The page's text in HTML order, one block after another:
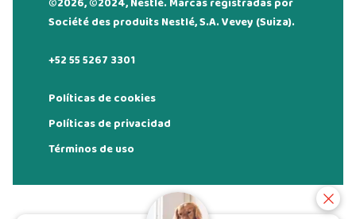
Société des produits Nestlé, S.A. Vevey (Suiza).
+52 55 5267 3301
Políticas de cookies
Políticas de privacidad
Términos de uso